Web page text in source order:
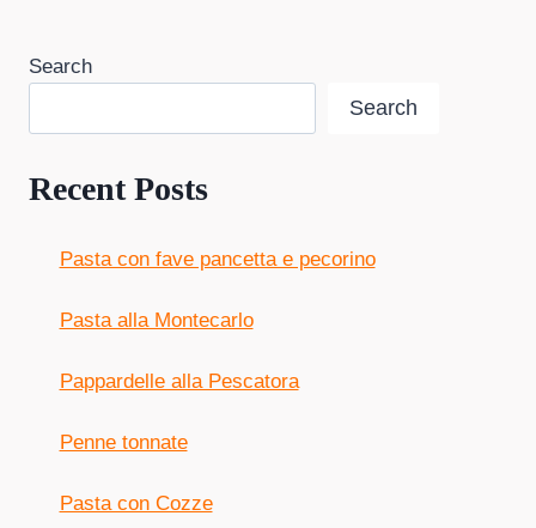
Search
Search
Recent Posts
Pasta con fave pancetta e pecorino
Pasta alla Montecarlo
Pappardelle alla Pescatora
Penne tonnate
Pasta con Cozze